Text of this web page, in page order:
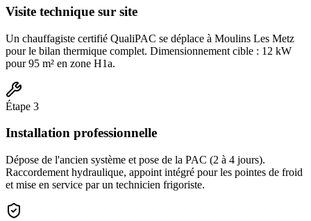
Visite technique sur site
Un chauffagiste certifié QualiPAC se déplace à Moulins Les Metz
pour le bilan thermique complet. Dimensionnement cible : 12 kW
pour 95 m² en zone H1a.
Étape 3
Installation professionnelle
Dépose de l'ancien système et pose de la PAC (2 à 4 jours).
Raccordement hydraulique, appoint intégré pour les pointes de froid
et mise en service par un technicien frigoriste.